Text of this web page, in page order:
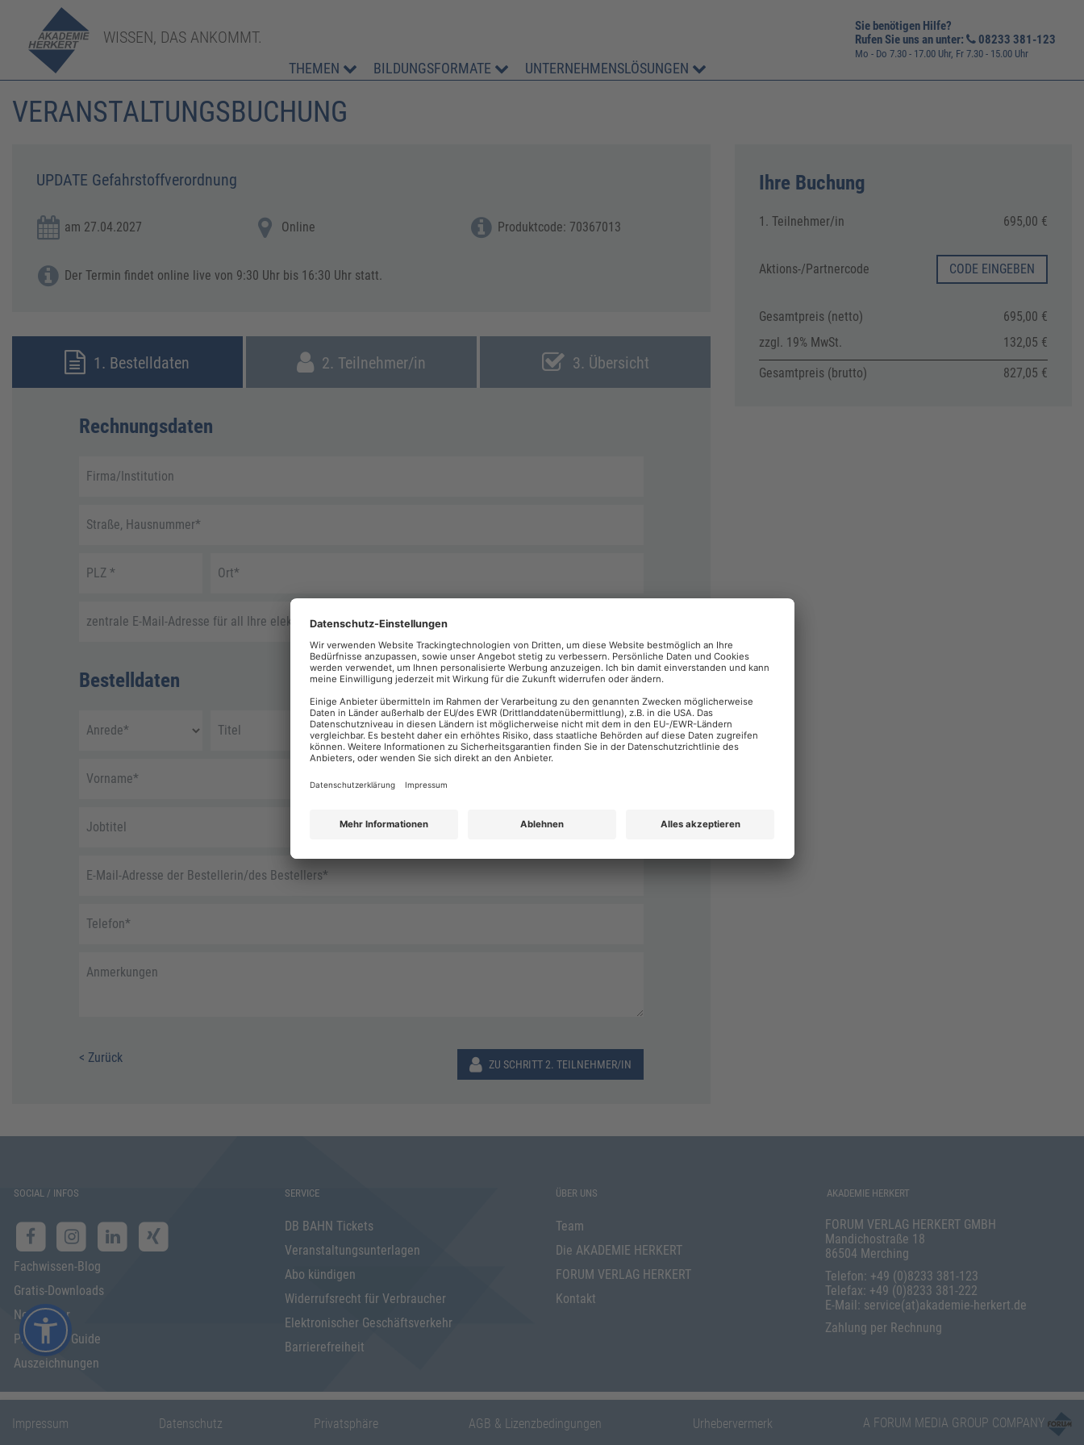
WISSEN, DAS ANKOMMT.
THEMEN BILDUNGSFORMATE UNTERNEHMENSLÖSUNGEN
Sie benötigen Hilfe?
Rufen Sie uns an unter:
08233 381-123
Mo - Do 7.30 - 17.00 Uhr, Fr 7.30 - 15.00 Uhr
VERANSTALTUNGSBUCHUNG
UPDATE Gefahrstoffverordnung
am 27.04.2027 Online Produktcode: 70367013
Der Termin findet online live von 9:30 Uhr bis 16:30 Uhr statt.
1. Bestelldaten 2. Teilnehmer/in 3. Übersicht
Rechnungsdaten
Firma/Institution
Straße, Hausnummer*
PLZ * Ort*
zentrale E-Mail-Adresse für all Ihre elektronische Rechnungen
Bestelldaten
Anrede* Titel
Vorname* Nachname
Jobtitel
E-Mail-Adresse der Bestellerin/des Bestellers*
Telefon*
Anmerkungen
< Zurück ZU SCHRITT 2. TEILNEHMER/IN
Ihre Buchung
1. Teilnehmer/in 695,00 €
Aktions-/Partnercode CODE EINGEBEN
Gesamtpreis (netto)
695,00 €
zzgl. 19% MwSt.
132,05 €
Gesamtpreis (brutto)
827,05 €
SOCIAL / INFOS
Fachwissen-Blog
Gratis-Downloads
Newsletter
Programm Guide
Auszeichnungen
SERVICE
DB BAHN Tickets
Veranstaltungsunterlagen
Abo kündigen
Widerrufsrecht für Verbraucher
Elektronischer Geschäftsverkehr
Barrierefreiheit
ÜBER UNS
Team
Die AKADEMIE HERKERT
FORUM VERLAG HERKERT
Kontakt
AKADEMIE HERKERT
FORUM VERLAG HERKERT GMBH
Mandichostraße 18
86504 Merching
Telefon: +49 (0)8233 381-123
Telefax: +49 (0)8233 381-222
E-Mail: service(at)akademie-herkert.de
Zahlung per Rechnung
Impressum Datenschutz Privatsphäre AGB & Lizenzbedingungen Urhebervermerk A FORUM MEDIA GROUP COMPANY